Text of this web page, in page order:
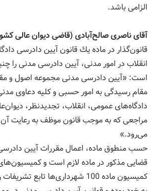
الزامی باشد.
آقای ناصری صالح‌آبادی (قاضی دیوان عالی
قانون‌گذار در ماده یك قانون آیین دادرسی
انقلاب در امور مدنی، آیین دادرسی مدنی را
است: «آیین دادرسی مدنی مجموعه اصول و
مقام رسیدگی به امور حسبی و كلیه دعاوی مدنی
دادگاه‌های عمومی، انقلاب، تجدیدنظر،
مراجعی كه به موجب قانون موظف به رعایت آن
می‌رود.»
حسب منطوق ماده، اعمال مقررات آیین
قضایی مذكور در ماده لازم است و
كمیسیون ماده 100 شهرداری‌ها